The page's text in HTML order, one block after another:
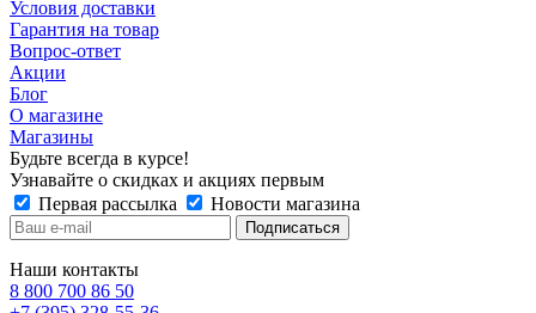
Условия доставки
Гарантия на товар
Вопрос-ответ
Акции
Блог
О магазине
Магазины
Будьте всегда в курсе!
Узнавайте о скидках и акциях первым
Первая рассылка
Новости магазина
Наши контакты
8 800 700 86 50